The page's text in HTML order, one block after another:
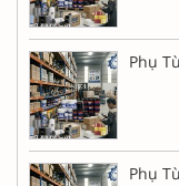
Phụ
Phụ